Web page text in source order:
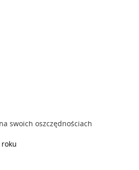
swoich oszczędnościach